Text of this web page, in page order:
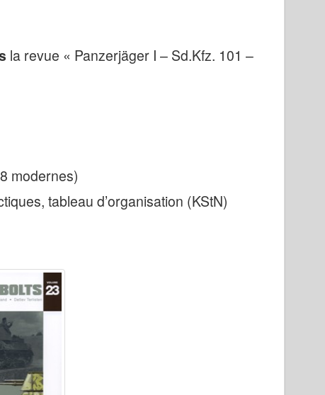
la revue « Panzerjäger I – Sd.Kfz. 101 –
modernes)
tableau d’organisation (KStN)